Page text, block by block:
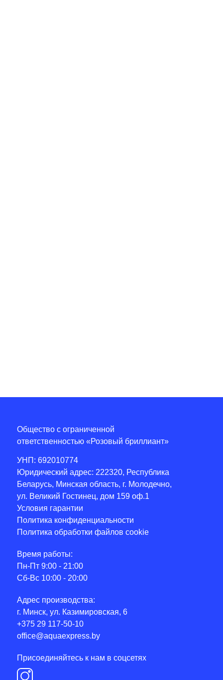
Общество с ограниченной
ответственностью «Розовый бриллиант»
УНП: 692010774
Юридический адрес: 222320, Республика
Беларусь, Минская область, г. Молодечно,
ул. Великий Гостинец, дом 159 оф.1
Условия гарантии
Политика конфиденциальности
Политика обработки файлов cookie
Время работы:
Пн-Пт 9:00 - 21:00
Сб-Вс 10:00 - 20:00
Адрес производства:
г. Минск, ул. Казимировская, 6
+375 29 117-50-10
office@aquaexpress.by
Присоединяйтесь к нам в соцсетях